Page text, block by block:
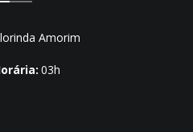
Amorim
03h